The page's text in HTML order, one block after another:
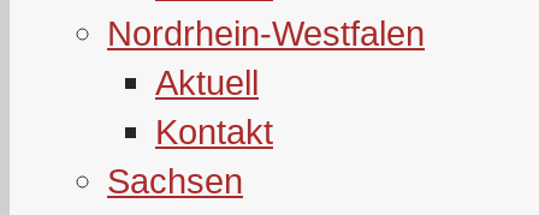
Nordrhein-Westfalen
Aktuell
Kontakt
Sachsen